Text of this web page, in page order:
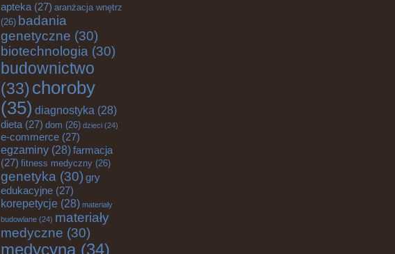
apteka (27) aranżacja wnętrz
(26) badania
genetyczne (30)
biotechnologia (30)
budownictwo
(33)choroby
(35) diagnostyka (28)
dieta (27) dom (26) dzieci (24)
e-commerce (27)
egzaminy (28)farmacja
(27) fitness medyczny (26)
genetyka (30) gry
edukacyjne (27)
korepetycje (28) materiały
budowlane (24) materiały
medyczne (30)
medycyna(34)